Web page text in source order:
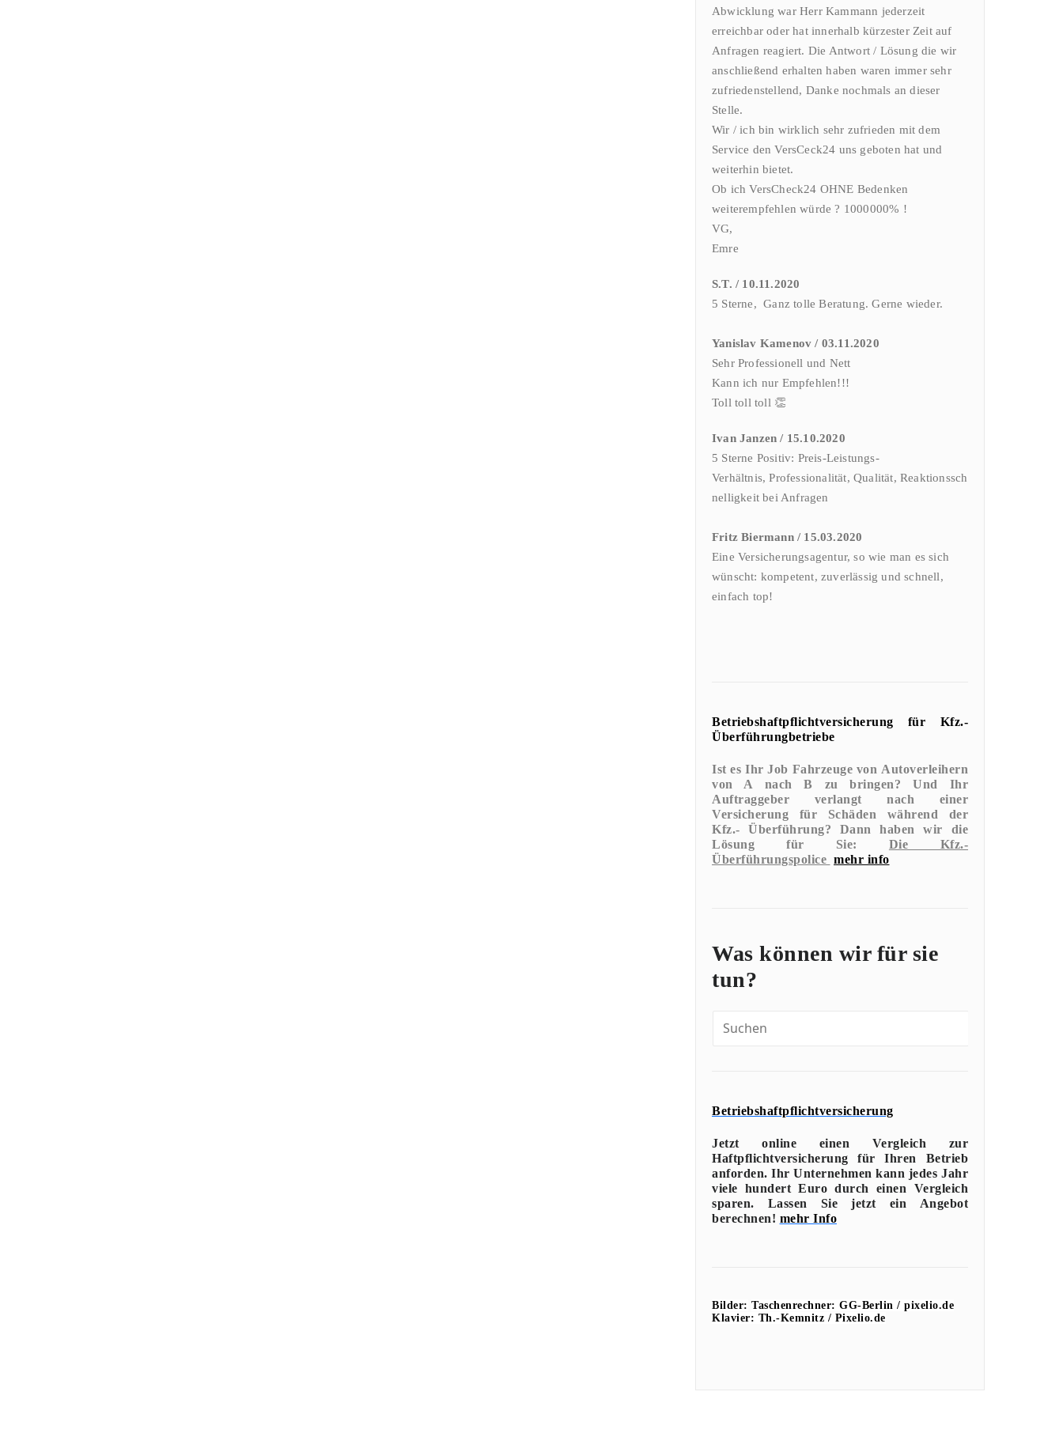
Abwicklung war Herr Kammann jederzeit
erreichbar oder hat innerhalb kürzester Zeit auf
Anfragen reagiert. Die Antwort / Lösung die wir
anschließend erhalten haben waren immer sehr
zufriedenstellend, Danke nochmals an dieser
Stelle.
Wir / ich bin wirklich sehr zufrieden mit dem
Service den VersCeck24 uns geboten hat und
weiterhin bietet.
Ob ich VersCheck24 OHNE Bedenken
weiterempfehlen würde ? 1000000% !
VG,
Emre
S.T. / 10.11.2020
5 Sterne, Ganz tolle Beratung. Gerne wieder.
Yanislav Kamenov / 03.11.2020
Sehr Professionell und Nett
Kann ich nur Empfehlen!!!
Toll toll toll 👏
Ivan Janzen / 15.10.2020
5 Sterne Positiv: Preis-Leistungs-
Verhältnis, Professionalität, Qualität, Reaktionssch
nelligkeit bei Anfragen
Fritz Biermann / 15.03.2020
Eine Versicherungsagentur, so wie man es sich
wünscht: kompetent, zuverlässig und schnell,
einfach top!
Betriebshaftpflichtversicherung für Kfz.-
Überführungbetriebe
Ist es Ihr Job Fahrzeuge von Autoverleihern
von A nach B zu bringen? Und Ihr
Auftraggeber verlangt nach einer
Versicherung für Schäden während der
Kfz.- Überführung? Dann haben wir die
Lösung für Sie: Die Kfz.-
Überführungspolice mehr info
Was können wir für sie
tun?
Betriebshaftpflichtversicherung
Jetzt online einen Vergleich zur
Haftpflichtversicherung für Ihren Betrieb
anforden. Ihr Unternehmen kann jedes Jahr
viele hundert Euro durch einen Vergleich
sparen. Lassen Sie jetzt ein Angebot
berechnen! mehr Info
Bilder: Taschenrechner: GG-Berlin / pixelio.de
Klavier: Th.-Kemnitz / Pixelio.de